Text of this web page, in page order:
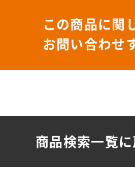
この商品に関
お問い合わせ
商品検索一覧